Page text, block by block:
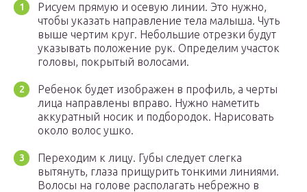
Рисуем прямую и осевую линии. Это нужно,
чтобы указать направление тела малыша. Чуть
выше чертим круг. Небольшие отрезки будут
указывать положение рук. Определим участок
головы, покрытый волосами.
Ребенок будет изображен в профиль, а черты
лица направлены вправо. Нужно наметить
аккуратный носик и подбородок. Нарисовать
около волос ушко.
Переходим к лицу. Губы следует слегка
вытянуть, глаза прищурить тонкими линиями.
Волосы на голове располагать небрежно в